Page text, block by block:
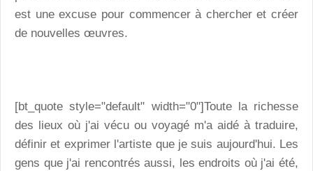
est une excuse pour commencer à chercher et créer
de nouvelles œuvres.
[bt_quote style="default" width="0"]Toute la richesse
des lieux où j'ai vécu ou voyagé m'a aidé à traduire,
définir et exprimer l'artiste que je suis aujourd'hui. Les
gens que j'ai rencontrés aussi, les endroits où j'ai été,